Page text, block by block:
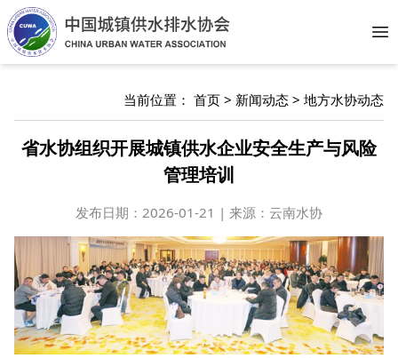
当前位置： 首页 > 新闻动态 > 地方水协动态
省水协组织开展城镇供水企业安全生产与风险
管理培训
发布日期： 2026-01-21 | 来源：云南水协